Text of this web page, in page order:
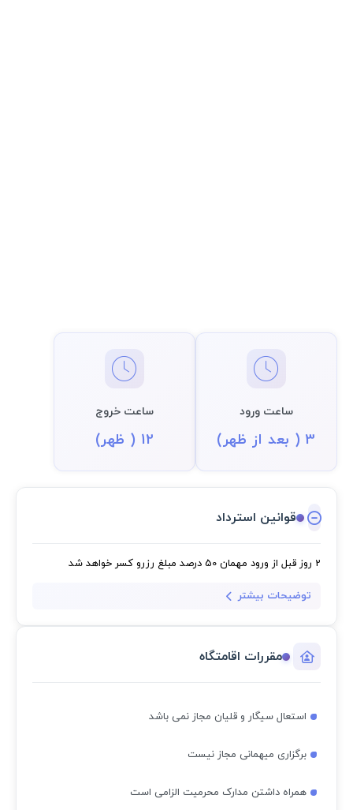
ساعت ورود
3 ( بعد از ظهر)
ساعت خروج
12 ( ظهر)
قوانین استرداد
2 روز قبل از ورود مهمان 50 درصد مبلغ رزرو کسر خواهد شد
توضیحات بیشتر
مقررات اقامتگاه
استعال سیگار و قلیان مجاز نمی باشد
برگزاری میهمانی مجاز نیست
همراه داشتن مدارک محرمیت الزامی است